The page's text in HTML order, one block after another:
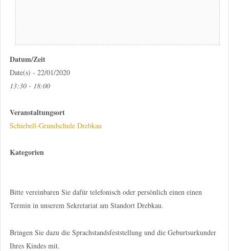
Datum/Zeit
Date(s) - 22/01/2020
13:30 - 18:00
Veranstaltungsort
Schiebell-Grundschule Drebkau
Kategorien
Bitte vereinbaren Sie dafür telefonisch oder persönlich einen einen
Termin in unserem Sekretariat am Standort Drebkau.
Bringen Sie dazu die Sprachstandsfeststellung und die Geburtsurkunder
Ihres Kindes mit.